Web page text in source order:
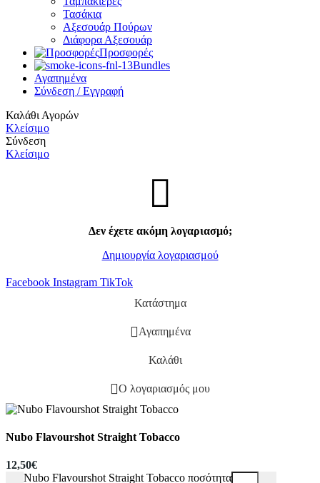
Τασάκια
Αξεσουάρ Πούρων
Διάφορα Αξεσουάρ
Προσφορές
Bundles
Αγαπημένα
Σύνδεση / Εγγραφή
Καλάθι Αγορών
Κλείσιμο
Σύνδεση
Κλείσιμο
Δεν έχετε ακόμη λογαριασμό;
Δημιουργία λογαριασμού
Facebook Instagram TikTok
Κατάστημα
Αγαπημένα
Καλάθι
Ο λογαριασμός μου
Nubo Flavourshot Straight Tobacco
12,50€
Nubo Flavourshot Straight Tobacco ποσότητα